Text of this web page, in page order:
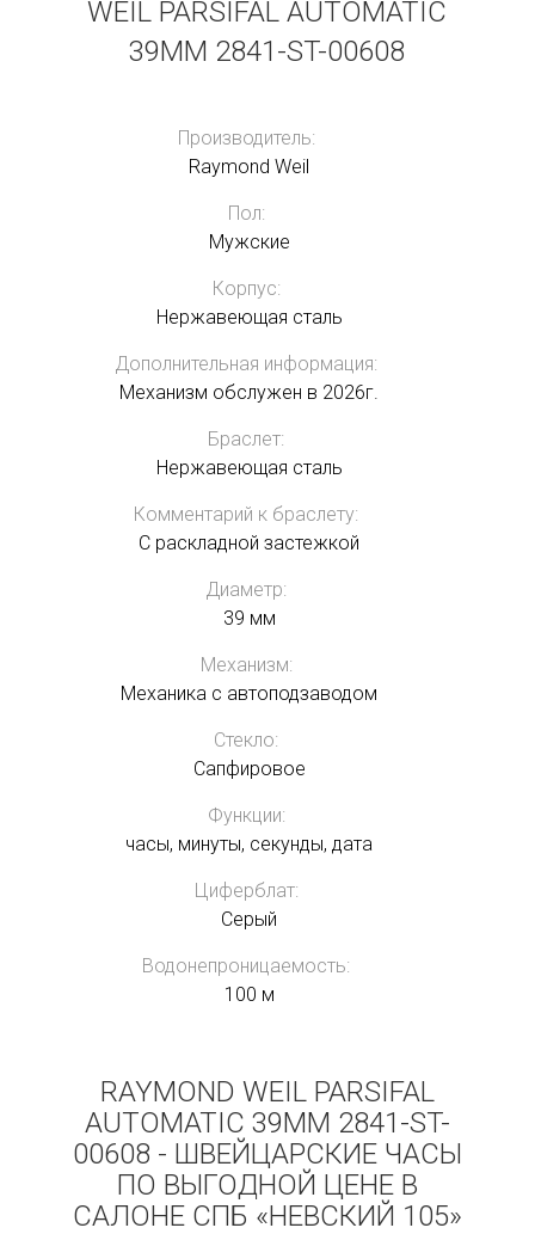
WEIL PARSIFAL AUTOMATIC
39MM 2841-ST-00608
Производитель:
Raymond Weil
Пол:
Мужские
Корпус:
Нержавеющая сталь
Дополнительная информация:
Механизм обслужен в 2026г.
Браслет:
Нержавеющая сталь
Комментарий к браслету:
C раскладной застежкой
Диаметр:
39 мм
Механизм:
Механика с автоподзаводом
Стекло:
Сапфировое
Функции:
часы, минуты, секунды, дата
Циферблат:
Серый
Водонепроницаемость:
100 м
RAYMOND WEIL PARSIFAL
AUTOMATIC 39MM 2841-ST-
00608 - ШВЕЙЦАРСКИЕ ЧАСЫ
ПО ВЫГОДНОЙ ЦЕНЕ В
САЛОНЕ СПБ «НЕВСКИЙ 105»